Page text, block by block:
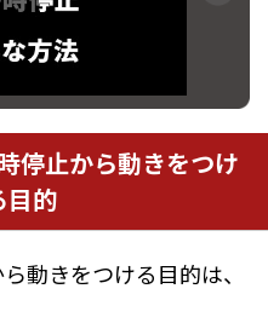
停止から動きをつけ
目的
動きをつける目的は、